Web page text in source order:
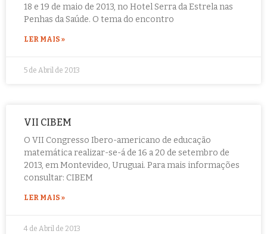
18 e 19 de maio de 2013, no Hotel Serra da Estrela nas
Penhas da Saúde. O tema do encontro
LER MAIS »
5 de Abril de 2013
VII CIBEM
O VII Congresso Ibero-americano de educação
matemática realizar-se-á de 16 a 20 de setembro de
2013, em Montevideo, Uruguai. Para mais informações
consultar: CIBEM
LER MAIS »
4 de Abril de 2013